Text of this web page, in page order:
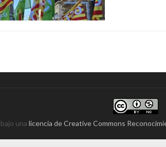
una licencia de Creative Commons